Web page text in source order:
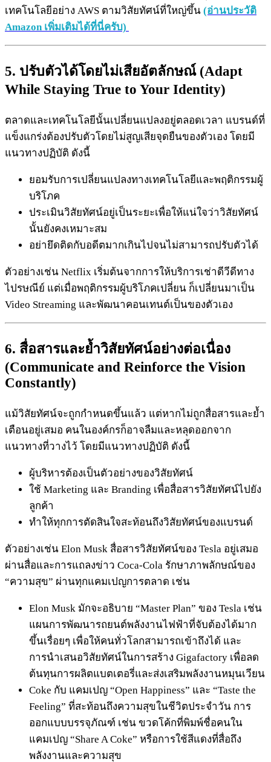
เทคโนโลยีอย่าง AWS ตามวิสัยทัศน์ที่ใหญ่ขึ้น (อ่านประวัติ
Amazon เพิ่มเติมได้ที่นี่ครับ)
5. ปรับตัวได้โดยไม่เสียอัตลักษณ์ (Adapt
While Staying True to Your Identity)
ตลาดและเทคโนโลยีนั้นเปลี่ยนแปลงอยู่ตลอดเวลา แบรนด์ที่
แข็งแกร่งต้องปรับตัวโดยไม่สูญเสียจุดยืนของตัวเอง โดยมี
แนวทางปฏิบัติ ดังนี้
ยอมรับการเปลี่ยนแปลงทางเทคโนโลยีและพฤติกรรมผู้
บริโภค
ประเมินวิสัยทัศน์อยู่เป็นระยะเพื่อให้แน่ใจว่าวิสัยทัศน์
นั้นยังคงเหมาะสม
อย่ายึดติดกับอดีตมากเกินไปจนไม่สามารถปรับตัวได้
ตัวอย่างเช่น Netflix เริ่มต้นจากการให้บริการเช่าดีวีดีทาง
ไปรษณีย์ แต่เมื่อพฤติกรรมผู้บริโภคเปลี่ยน ก็เปลี่ยนมาเป็น
Video Streaming และพัฒนาคอนเทนต์เป็นของตัวเอง
6. สื่อสารและย้ำวิสัยทัศน์อย่างต่อเนื่อง
(Communicate and Reinforce the Vision
Constantly)
แม้วิสัยทัศน์จะถูกกำหนดขึ้นแล้ว แต่หากไม่ถูกสื่อสารและย้ำ
เตือนอยู่เสมอ คนในองค์กรก็อาจลืมและหลุดออกจาก
แนวทางที่วางไว้ โดยมีแนวทางปฏิบัติ ดังนี้
ผู้บริหารต้องเป็นตัวอย่างของวิสัยทัศน์
ใช้ Marketing และ Branding เพื่อสื่อสารวิสัยทัศน์ไปยัง
ลูกค้า
ทำให้ทุกการตัดสินใจสะท้อนถึงวิสัยทัศน์ของแบรนด์
ตัวอย่างเช่น Elon Musk สื่อสารวิสัยทัศน์ของ Tesla อยู่เสมอ
ผ่านสื่อและการแถลงข่าว Coca-Cola รักษาภาพลักษณ์ของ
“ความสุข” ผ่านทุกแคมเปญการตลาด เช่น
Elon Musk มักจะอธิบาย “Master Plan” ของ Tesla เช่น
แผนการพัฒนารถยนต์พลังงานไฟฟ้าที่จับต้องได้มาก
ขึ้นเรื่อยๆ เพื่อให้คนทั่วโลกสามารถเข้าถึงได้ และ
การนำเสนอวิสัยทัศน์ในการสร้าง Gigafactory เพื่อลด
ต้นทุนการผลิตแบตเตอรี่และส่งเสริมพลังงานหมุนเวียน
Coke กับ แคมเปญ “Open Happiness” และ “Taste the
Feeling” ที่สะท้อนถึงความสุขในชีวิตประจำวัน การ
ออกแบบบรรจุภัณฑ์ เช่น ขวดโค้กที่พิมพ์ชื่อคนใน
แคมเปญ “Share A Coke” หรือการใช้สีแดงที่สื่อถึง
พลังงานและความสุข